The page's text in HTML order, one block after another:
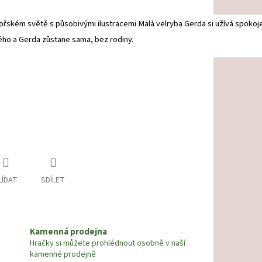
světě s působivými ilustracemi Malá velryba Gerda si užívá
a Gerda zůstane sama, bez rodiny.
SDÍLET
Kamenná prodejna
Hračky si můžete prohlédnout osobně v naší
kamenné prodejně